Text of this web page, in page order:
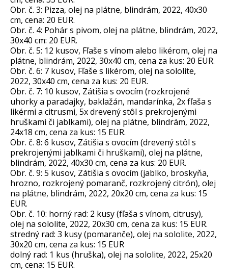
Obr. č. 3: Pizza, olej na plátne, blindrám, 2022, 40x30
cm, cena: 20 EUR.
Obr. č. 4: Pohár s pivom, olej na plátne, blindrám, 2022,
30x40 cm: 20 EUR.
Obr. č. 5: 12 kusov, Fľaše s vínom alebo likérom, olej na
plátne, blindrám, 2022, 30x40 cm, cena za kus: 20 EUR.
Obr. č. 6: 7 kusov, Fľaše s likérom, olej na sololite,
2022, 30x40 cm, cena za kus: 20 EUR.
Obr. č. 7: 10 kusov, Zátišia s ovocím (rozkrojené
uhorky a paradajky, baklažán, mandarínka, 2x fľaša s
likérmi a citrusmi, 5x drevený stôl s prekrojenými
hruškami či jablkami), olej na plátne, blindrám, 2022,
24x18 cm, cena za kus: 15 EUR.
Obr. č. 8: 6 kusov, Zátišia s ovocím (drevený stôl s
prekrojenými jablkami či hruškami), olej na plátne,
blindrám, 2022, 40x30 cm, cena za kus: 20 EUR.
Obr. č. 9: 5 kusov, Zátišia s ovocím (jablko, broskyňa,
hrozno, rozkrojený pomaranč, rozkrojený citrón), olej
na plátne, blindrám, 2022, 20x20 cm, cena za kus: 15
EUR.
Obr. č. 10: horný rad: 2 kusy (fľaša s vínom, citrusy),
olej na sololite, 2022, 20x30 cm, cena za kus: 15 EUR.
stredný rad: 3 kusy (pomaranče), olej na sololite, 2022,
30x20 cm, cena za kus: 15 EUR
dolný rad: 1 kus (hruška), olej na sololite, 2022, 25x20
cm, cena: 15 EUR.